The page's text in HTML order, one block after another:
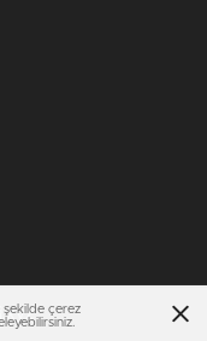
şekilde çerez